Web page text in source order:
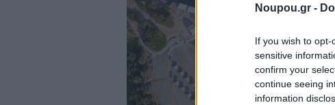
Noupou.gr -
If you wish to
sensitive
confirm your
continue seeing
information